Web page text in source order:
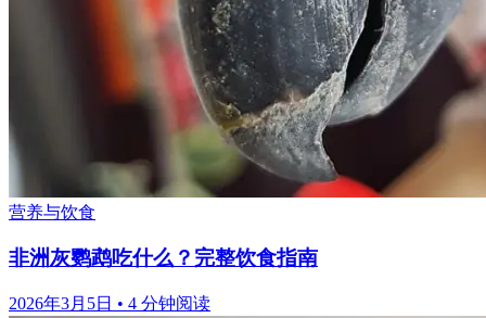
营养与饮食
非洲灰鹦鹉吃什么？完整饮食指南
2026年3月5日 • 4 分钟阅读